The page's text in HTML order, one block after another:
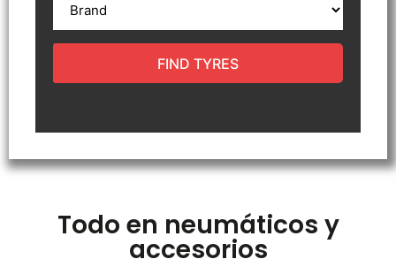
FIND TYRES
Todo en neumáticos y
accesorios